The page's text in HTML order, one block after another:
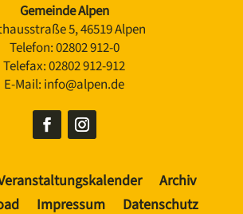
Gemeinde Alpen
5, 46519 Alpen
Telefon:02802 912-0
Telefax:02802 912-912
E-Mail: info@alpen.de
Archiv
Impressum Datenschutz